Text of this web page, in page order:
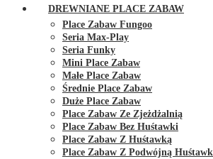
DREWNIANE PLACE ZABAW
Place Zabaw Fungoo
Seria Max-Play
Seria Funky
Mini Place Zabaw
Małe Place Zabaw
Średnie Place Zabaw
Duże Place Zabaw
Place Zabaw Ze Zjeżdżalnią
Place Zabaw Bez Huśtawki
Place Zabaw Z Huśtawką
Place Zabaw Z Podwójną